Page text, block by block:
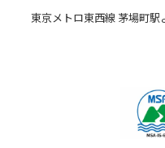
東京メトロ東西線 茅場町駅